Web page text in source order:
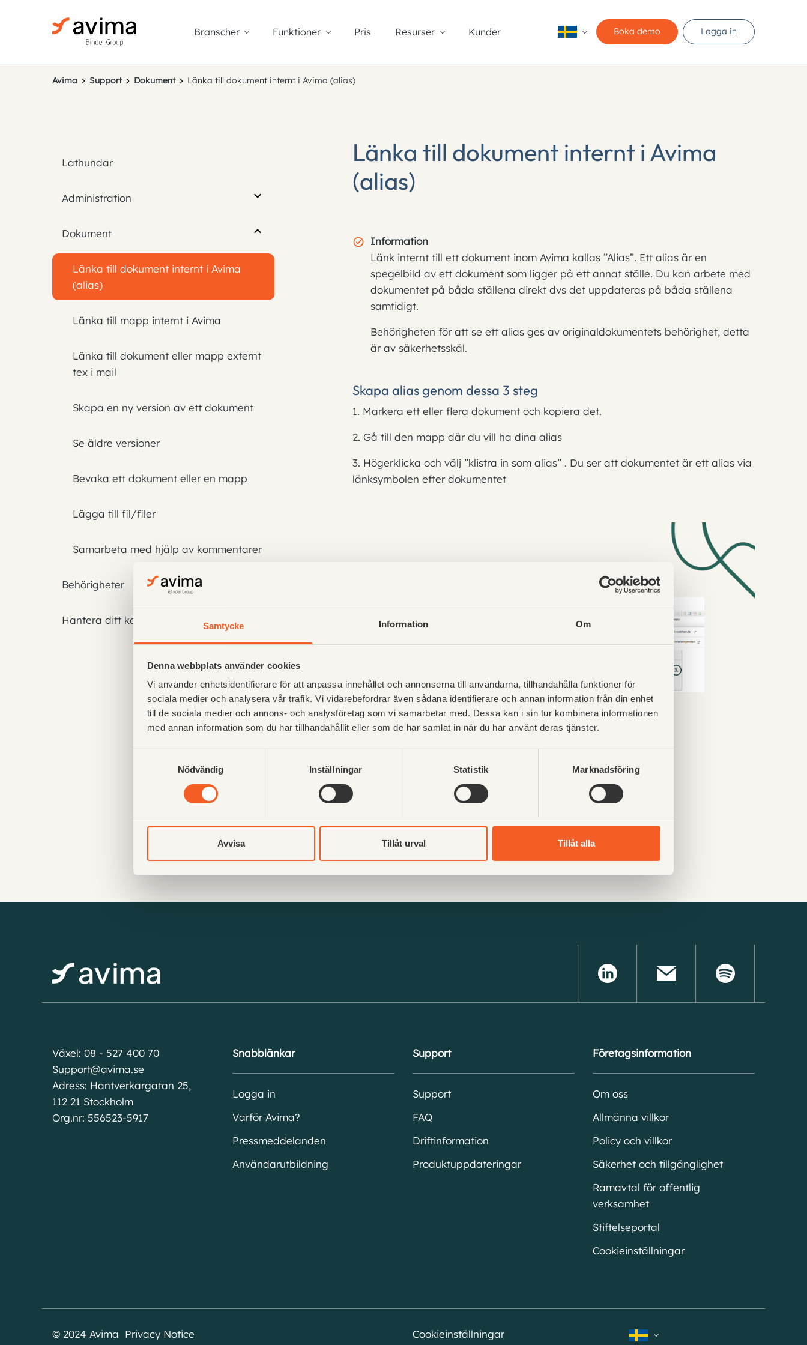
Samtycke Information Om
Denna webbplats använder cookies
Vi använder enhetsidentifierare för att anpassa innehållet och annonserna till användarna, tillhandahålla funktioner för
sociala medier och analysera vår trafik. Vi vidarebefordrar även sådana identifierare och annan information från din enhet
till de sociala medier och annons- och analysföretag som vi samarbetar med. Dessa kan i sin tur kombinera informationen
med annan information som du har tillhandahållit eller som de har samlat in när du har använt deras tjänster.
Nödvändig
Inställningar Statistik Marknadsföring
Avvisa Tillåt urval Tillåt alla
Branscher Funktioner Pris Resurser Kunder Boka demo Logga in
Avima Support Dokument Länka till dokument internt i Avima (alias)
Lathundar
Administration
Dokument
Länka till dokument internt i Avima
(alias)
Länka till mapp internt i Avima
Länka till dokument eller mapp externt
tex i mail
Skapa en ny version av ett dokument​
Se äldre versioner​
Bevaka ett dokument eller en mapp​
Lägga till fil/filer​
Samarbeta med hjälp av kommentarer
Behörigheter
Hantera ditt konto
Länka till dokument internt i Avima
(alias)
Information
Länk internt till ett dokument inom Avima kallas ”Alias”. Ett alias är en
spegelbild av ett dokument som ligger på ett annat ställe. Du kan arbete med
dokumentet på båda ställena direkt dvs det uppdateras på båda ställena
samtidigt.
Behörigheten för att se ett alias ges av originaldokumentets behörighet, detta
är av säkerhetsskäl.
Skapa alias genom dessa 3 steg
1. Markera ett eller flera dokument och kopiera det.
2. Gå till den mapp där du vill ha dina alias
3. Högerklicka och välj ”klistra in som alias” . Du ser att dokumentet är ett alias via
länksymbolen efter dokumentet
Växel: 08 - 527 400 70
Support@avima.se
Adress: Hantverkargatan 25,
112 21 Stockholm
Org.nr: 556523-5917
Snabblänkar
Logga in
Varför Avima?
Pressmeddelanden
Användarutbildning
Support
Support
FAQ
Driftinformation
Produktuppdateringar
Företagsinformation
Om oss
Allmänna villkor
Policy och villkor
Säkerhet och tillgänglighet
Ramavtal för offentlig
verksamhet
Stiftelseportal
Cookieinställningar
© 2024 Avima Privacy Notice Cookieinställningar